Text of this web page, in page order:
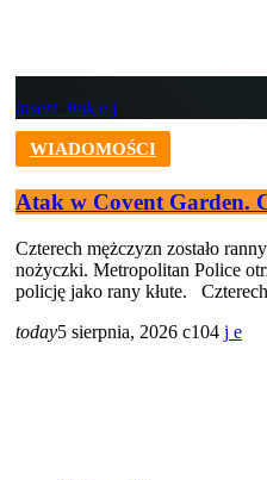
insert_link
WIADOMOŚCI
Atak w Covent Garden.
Czterech mężczyzn zostało
nożyczki. Metropolitan Police
policję jako rany kłute.
today5 sierpnia, 2026 104